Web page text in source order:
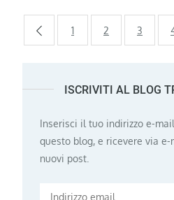
articoli
1 2 3
ISCRIVITI AL BLOG
Inserisci il tuo indirizzo e-
questo blog, e ricevere via
nuovi post.
Indirizzo